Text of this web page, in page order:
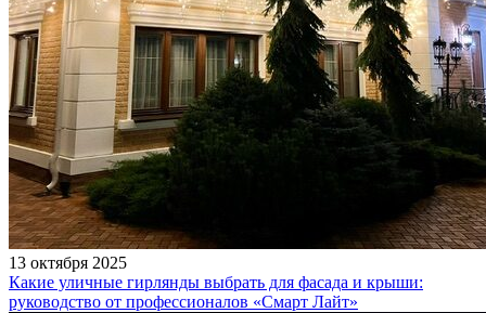
13 октября 2025
Какие уличные гирлянды выбрать для фасада и крыши:
руководство от профессионалов «Смарт Лайт»